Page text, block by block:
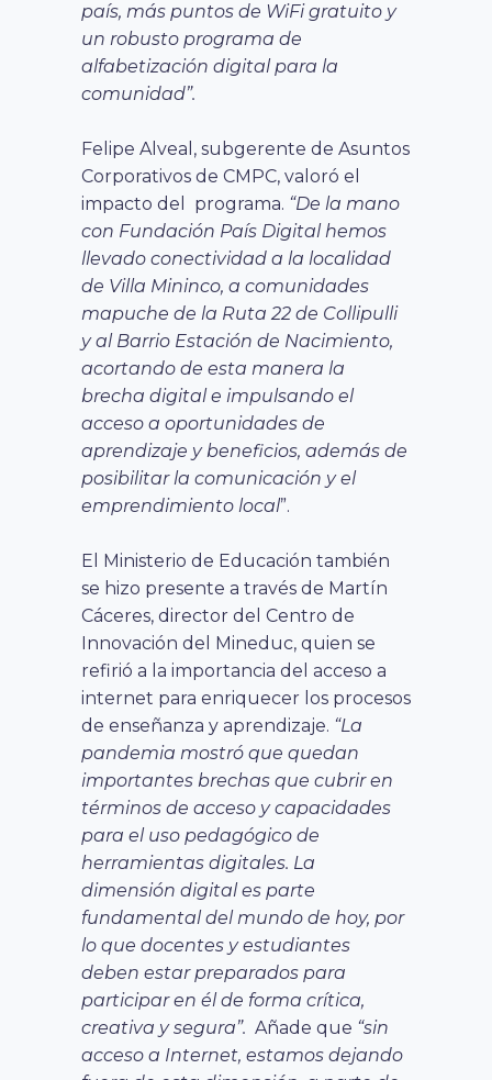
país, más puntos de WiFi gratuito y
un robusto programa de
alfabetización digital para la
comunidad”.
Felipe Alveal, subgerente de Asuntos
Corporativos de CMPC, valoró el
impacto del programa. “De la mano
con Fundación País Digital hemos
llevado conectividad a la localidad
de Villa Mininco, a comunidades
mapuche de la Ruta 22 de Collipulli
y al Barrio Estación de Nacimiento,
acortando de esta manera la
brecha digital e impulsando el
acceso a oportunidades de
aprendizaje y beneficios, además de
posibilitar la comunicación y el
emprendimiento local”.
El Ministerio de Educación también
se hizo presente a través de Martín
Cáceres, director del Centro de
Innovación del Mineduc, quien se
refirió a la importancia del acceso a
internet para enriquecer los procesos
de enseñanza y aprendizaje. “La
pandemia mostró que quedan
importantes brechas que cubrir en
términos de acceso y capacidades
para el uso pedagógico de
herramientas digitales. La
dimensión digital es parte
fundamental del mundo de hoy, por
lo que docentes y estudiantes
deben estar preparados para
participar en él de forma crítica,
creativa y segura”. Añade que “sin
acceso a Internet, estamos dejando